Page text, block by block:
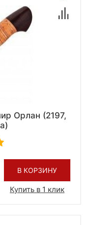
Орлан (2197,
В КОРЗИНУ
Купить в 1 клик